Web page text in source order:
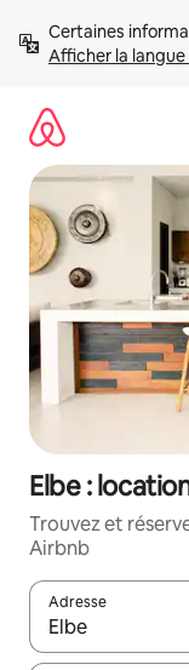
directement
Afficher la
Elbe :
Trouvez et
Airbnb
Adresse
Lorsque les